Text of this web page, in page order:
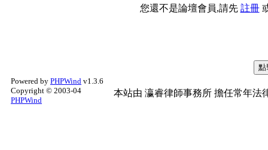
您還不是論壇會員,請先 註冊
Powered by PHPWind v1.3.6
Copyright © 2003-04
PHPWind
本站由 瀛睿律師事務所 擔任常年法